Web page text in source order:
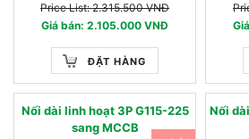
Price List: 2.315.500 VNĐ
Giá bán: 2.105.000 VNĐ
ĐẶT HÀNG
Nối dài linh hoạt 3P G115-225
sang MCCB
Nối